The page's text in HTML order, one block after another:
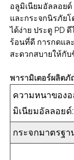
อลูมิเนียมอัลลอย
และกระจกนิรภัย
ได้ง่าย ประตู PD
ร้อนที่ดี การกดแล
สะดวกสบายให้กับ
พารามิเตอร์ผลิต
ความหนาของอ
มิเนียมอัลลอยด์:
กระจกมาตรฐา